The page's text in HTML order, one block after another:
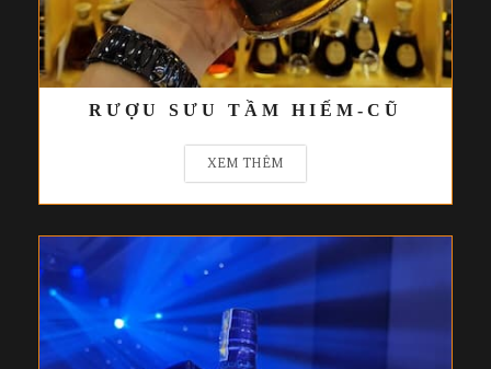
RƯỢU SƯU TẦM HIẾM-CŨ
XEM THÊM